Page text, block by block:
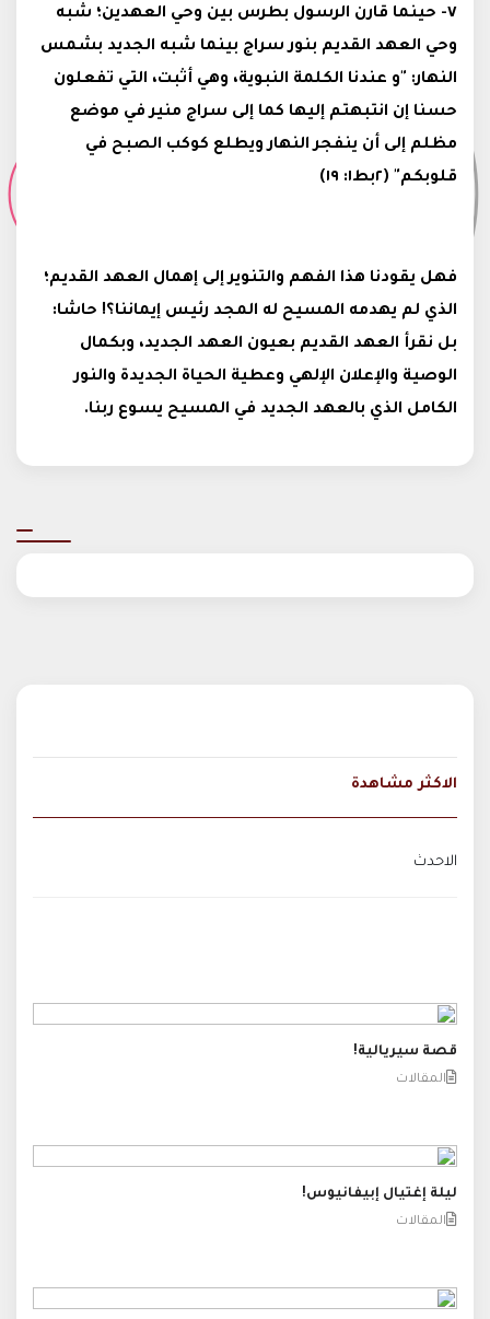
٧- حينما قارن الرسول بطرس بين وحي العهدين؛ شبه
وحي العهد القديم بنور سراج بينما شبه الجديد بشمس
النهار: "و عندنا الكلمة النبوية، وهي أثبت، التي تفعلون
حسنا إن انتبهتم إليها كما إلى سراج منير في موضع
مظلم إلى أن ينفجر النهار ويطلع كوكب الصبح في
قلوبكم" (٢بط١: ١٩)
فهل يقودنا هذا الفهم والتنوير إلى إهمال العهد القديم؛
الذي لم يهدمه المسيح له المجد رئيس إيماننا؟! حاشا:
بل نقرأ العهد القديم بعيون العهد الجديد، وبكمال
الوصية والإعلان الإلهي وعطية الحياة الجديدة والنور
الكامل الذي بالعهد الجديد في المسيح يسوع ربنا.
الاكثر مشاهدة
الاحدث
قصة سيريالية!
المقالات
ليلة إغتيال إبيفانيوس!
المقالات